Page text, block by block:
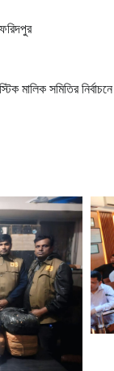
ফরিদপুর
মালিক সমিতির